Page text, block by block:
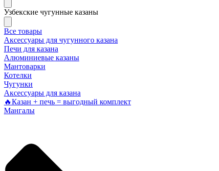
Узбекские чугунные казаны
Все товары
Аксессуары для чугунного казана
Печи для казана
Алюминиевые казаны
Мантоварки
Котелки
Чугунки
Аксессуары для казана
🔥Казан + печь = выгодный комплект
Мангалы